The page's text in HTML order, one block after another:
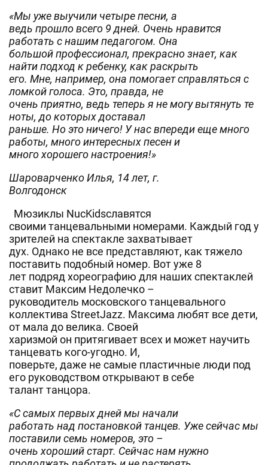
«Мы уже выучили четыре песни, а
ведь прошло всего 9 дней. Очень нравится
работать с нашим педагогом. Она
большой профессионал, прекрасно знает, как
найти подход к ребенку, как раскрыть
его. Мне, например, она помогает справляться с
ломкой голоса. Это, правда, не
очень приятно, ведь теперь я не могу вытянуть те
ноты, до которых доставал
раньше. Но это ничего! У нас впереди еще много
работы, много интересных песен и
много хорошего настроения!»
Шароварченко Илья, 14 лет, г.
Волгодонск
Мюзиклы NucKidsславятся
своими танцевальными номерами. Каждый год у
зрителей на спектакле захватывает
дух. Однако не все представляют, как тяжело
поставить подобный номер. Вот уже 8
лет подряд хореографию для наших спектаклей
ставит Максим Недолечко –
руководитель московского танцевального
коллектива StreetJazz. Максима любят все дети,
от мала до велика. Своей
харизмой он притягивает всех и может научить
танцевать кого-угодно. И,
поверьте, даже не самые пластичные люди под
его руководством открывают в себе
талант танцора.
«С самых первых дней мы начали
работать над постановкой танцев. Уже сейчас мы
поставили семь номеров, это –
очень хороший старт. Сейчас нам нужно